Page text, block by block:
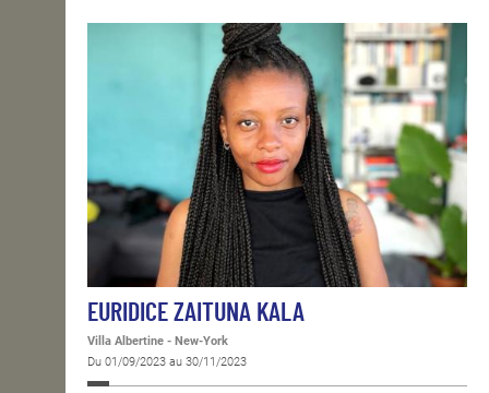
EURIDICE ZAITUNA KALA
Villa Albertine - New-York
Du 01/09/2023 au 30/11/2023